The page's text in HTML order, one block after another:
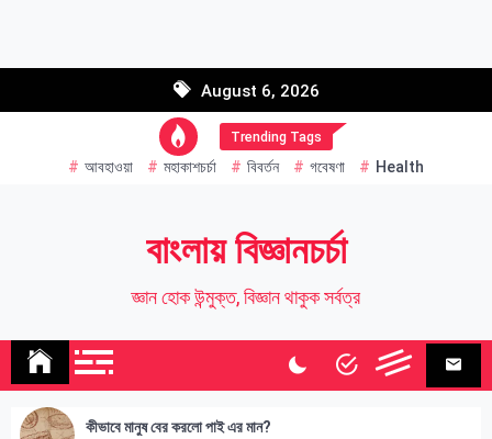
August 6, 2026
Trending Tags
আবহাওয়া মহাকাশচর্চা বিবর্তন গবেষণা Health
বাংলায় বিজ্ঞানচর্চা
জ্ঞান হোক উন্মুক্ত, বিজ্ঞান থাকুক সর্বত্র
কীভাবে মানুষ বের করলো পাই এর মান?